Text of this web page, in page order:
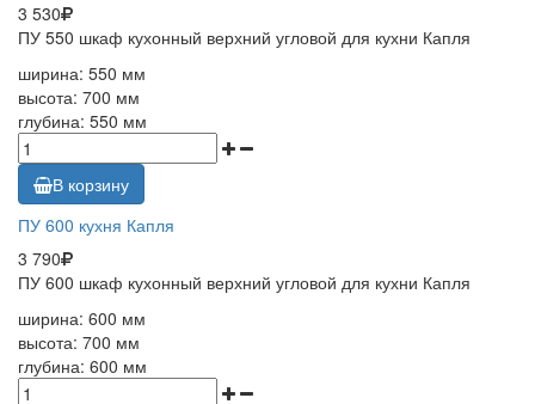
3 530
ПУ 550 шкаф кухонный верхний угловой для кухни Капля
ширина: 550 мм
высота: 700 мм
глубина: 550 мм
В корзину
ПУ 600 кухня Капля
3 790
ПУ 600 шкаф кухонный верхний угловой для кухни Капля
ширина: 600 мм
высота: 700 мм
глубина: 600 мм